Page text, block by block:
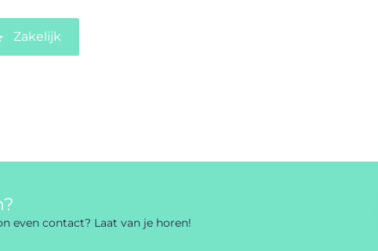
Zakelijk
even contact? Laat van je horen!